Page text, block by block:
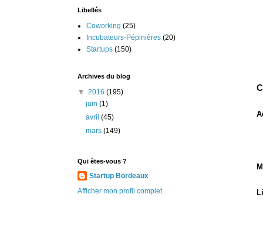
Libellés
Coworking (25)
Incubateurs-Pépinières (20)
Startups (150)
Archives du blog
▼ 2016 (195)
juin(1)
avril(45)
mars(149)
Qui êtes-vous ?
Startup Bordeaux
Afficher mon profil complet